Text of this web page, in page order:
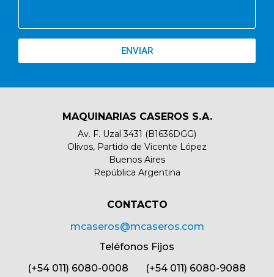
ENVIAR
MAQUINARIAS CASEROS S.A.
Av. F. Uzal 3431 (B1636DGG)
Olivos, Partido de Vicente López
Buenos Aires
República Argentina
CONTACTO​
mcaseros@mcaseros.com
Teléfonos Fijos
(+54 011) 6080-0008 (+54 011) 6080-9088